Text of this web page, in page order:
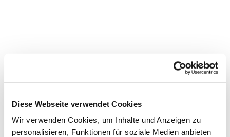
Diese Webseite verwendet Cookies
Wir verwenden Cookies, um Inhalte und Anzeigen zu
personalisieren, Funktionen für soziale Medien anbieten
Dies könnte Sie auch
interessieren